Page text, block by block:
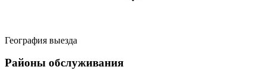
География выезда
Районы обслуживания